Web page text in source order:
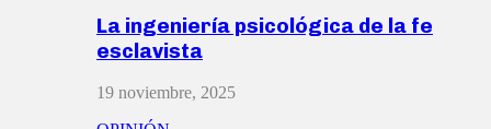
La ingeniería psicológica de la fe
esclavista
19 noviembre, 2025